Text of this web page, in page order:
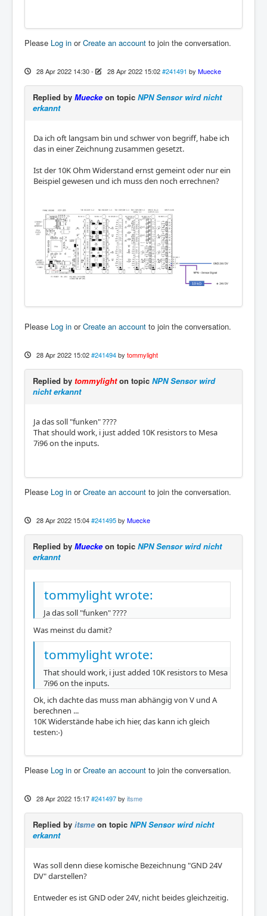
Please Log in orCreate an account to join the conversation.
28 Apr 2022 14:30- 28 Apr 2022 15:02 #241491 by Muecke
Replied by Mueckeon topic NPN Sensor wird nicht
erkannt
Da ich oft langsam bin und schwer von begriff, habe ich
das in einer Zeichnung zusammen gesetzt.
Ist der 10K Ohm Widerstand ernst gemeint oder nur ein
Beispiel gewesen und ich muss den noch errechnen?
Please Log in orCreate an account to join the conversation.
28 Apr 2022 15:02 #241494 by tommylight
Replied by tommylighton topic NPN Sensor wird
nicht erkannt
Ja das soll "funken" ????
That should work, i just added 10K resistors to Mesa
7i96 on the inputs.
Please Log in orCreate an account to join the conversation.
28 Apr 2022 15:04 #241495 by Muecke
Replied by Mueckeon topic NPN Sensor wird nicht
erkannt
tommylight wrote:
Ja das soll "funken" ????
Was meinst du damit?
tommylight wrote:
That should work, i just added 10K resistors to Mesa
7i96 on the inputs.
Ok, ich dachte das muss man abhängig von V und A
berechnen ...
10K Widerstände habe ich hier, das kann ich gleich
testen:-)
Please Log in orCreate an account to join the conversation.
28 Apr 2022 15:17 #241497 by itsme
Replied by itsme on topic NPN Sensor wird nicht
erkannt
Was soll denn diese komische Bezeichnung "GND 24V
DV" darstellen?
Entweder es ist GND oder 24V, nicht beides gleichzeitig.